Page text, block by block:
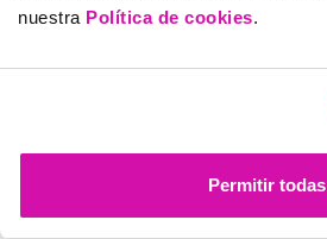
nuestra Política de cookies.
Permitir todas